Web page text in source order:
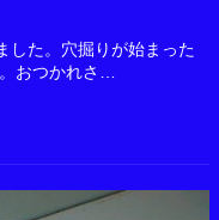
した。穴掘りが始まった
おつかれさ…